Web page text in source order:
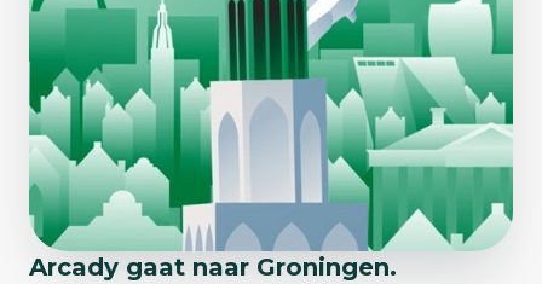
Arcady gaat naar Groningen.